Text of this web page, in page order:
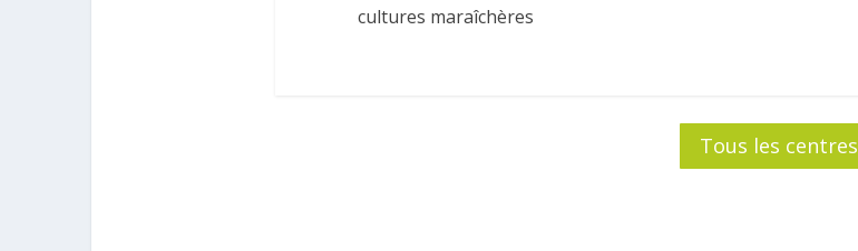
cultures maraîchères
Tous les centres